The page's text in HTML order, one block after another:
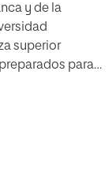
y de la
superior
para
a este
o
mejorar su